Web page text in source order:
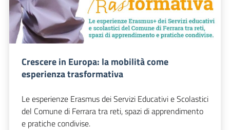
Crescere in Europa: la mobilità come
esperienza trasformativa
Le esperienze Erasmus dei Servizi Educativi e Scolastici
del Comune di Ferrara tra reti, spazi di apprendimento
e pratiche condivise.